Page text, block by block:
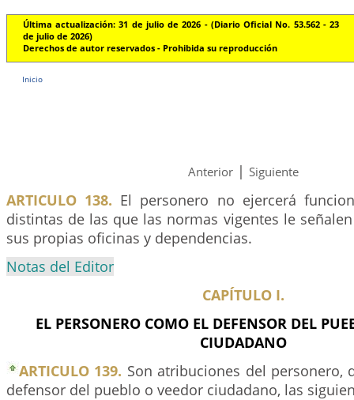
Última actualización: 31 de julio de 2026 - (Diario Oficial No. 53.562 - 23
de julio de 2026)
Derechos de autor reservados - Prohibida su reproducción
Inicio
Anterior | Siguiente
ARTICULO 138. El personero no ejercerá
distintas de las que las normas vigentes le
sus propias oficinas y dependencias.
Notas del Editor
CAPÍTULO I.
EL PERSONERO COMO EL DEFENSOR DEL
CIUDADANO
ARTICULO 139. Son atribuciones del personero,
defensor del pueblo o veedor ciudadano, las